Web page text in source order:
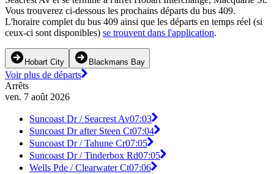
Vous trouverez ci-dessous les prochains départs du bus 409.
L'horaire complet du bus 409 ainsi que les départs en temps réel (si
ceux-ci sont disponibles) se trouvent dans l'application.
Hobart City Blackmans Bay
Voir plus de départs
Arrêts
ven. 7 août 2026
Suncoast Dr / Seacrest Av07:03
Suncoast Dr after Steen Ct07:04
Suncoast Dr / Tahune Cr07:05
Suncoast Dr / Tinderbox Rd07:05
Wells Pde / Clearwater Ct07:06